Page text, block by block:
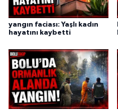
yangın faciası: Yaşlı kadın
hayatını kaybetti